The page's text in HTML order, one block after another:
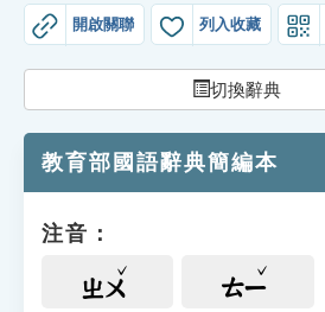
成語故事
索引選單
單字索引
遊戲專區
開啟關聯 列入收藏
切換辭典
教育部國語辭典簡編本
注音：
ㄓㄨ ㄊㄧ